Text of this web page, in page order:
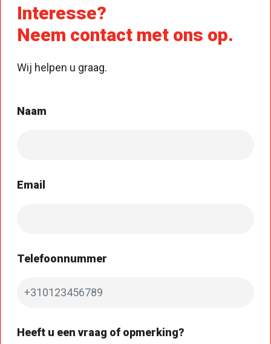
Interesse?
Neem contact met ons op.
Wij helpen u graag.
Naam
Email
Telefoonnummer
Heeft u een vraag of opmerking?